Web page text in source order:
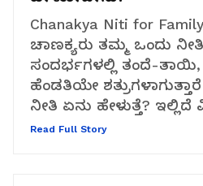
Chanakya Niti for
ಚಾಣಕ್ಯರು ತಮ್ಮ ಒಂದು
ಸಂದರ್ಭಗಳಲ್ಲಿ ತಂದೆ-ತಾಯಿ,
ಹೆಂಡತಿಯೇ
ನೀತಿ ಏನು ಹೇಳುತ್ತೆ? ಇಲ್ಲಿದೆ
Read Full Story